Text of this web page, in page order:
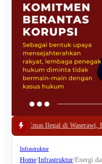
Enam Excavator dan
Infrastruktur
Home/Infrastruktur/Energi